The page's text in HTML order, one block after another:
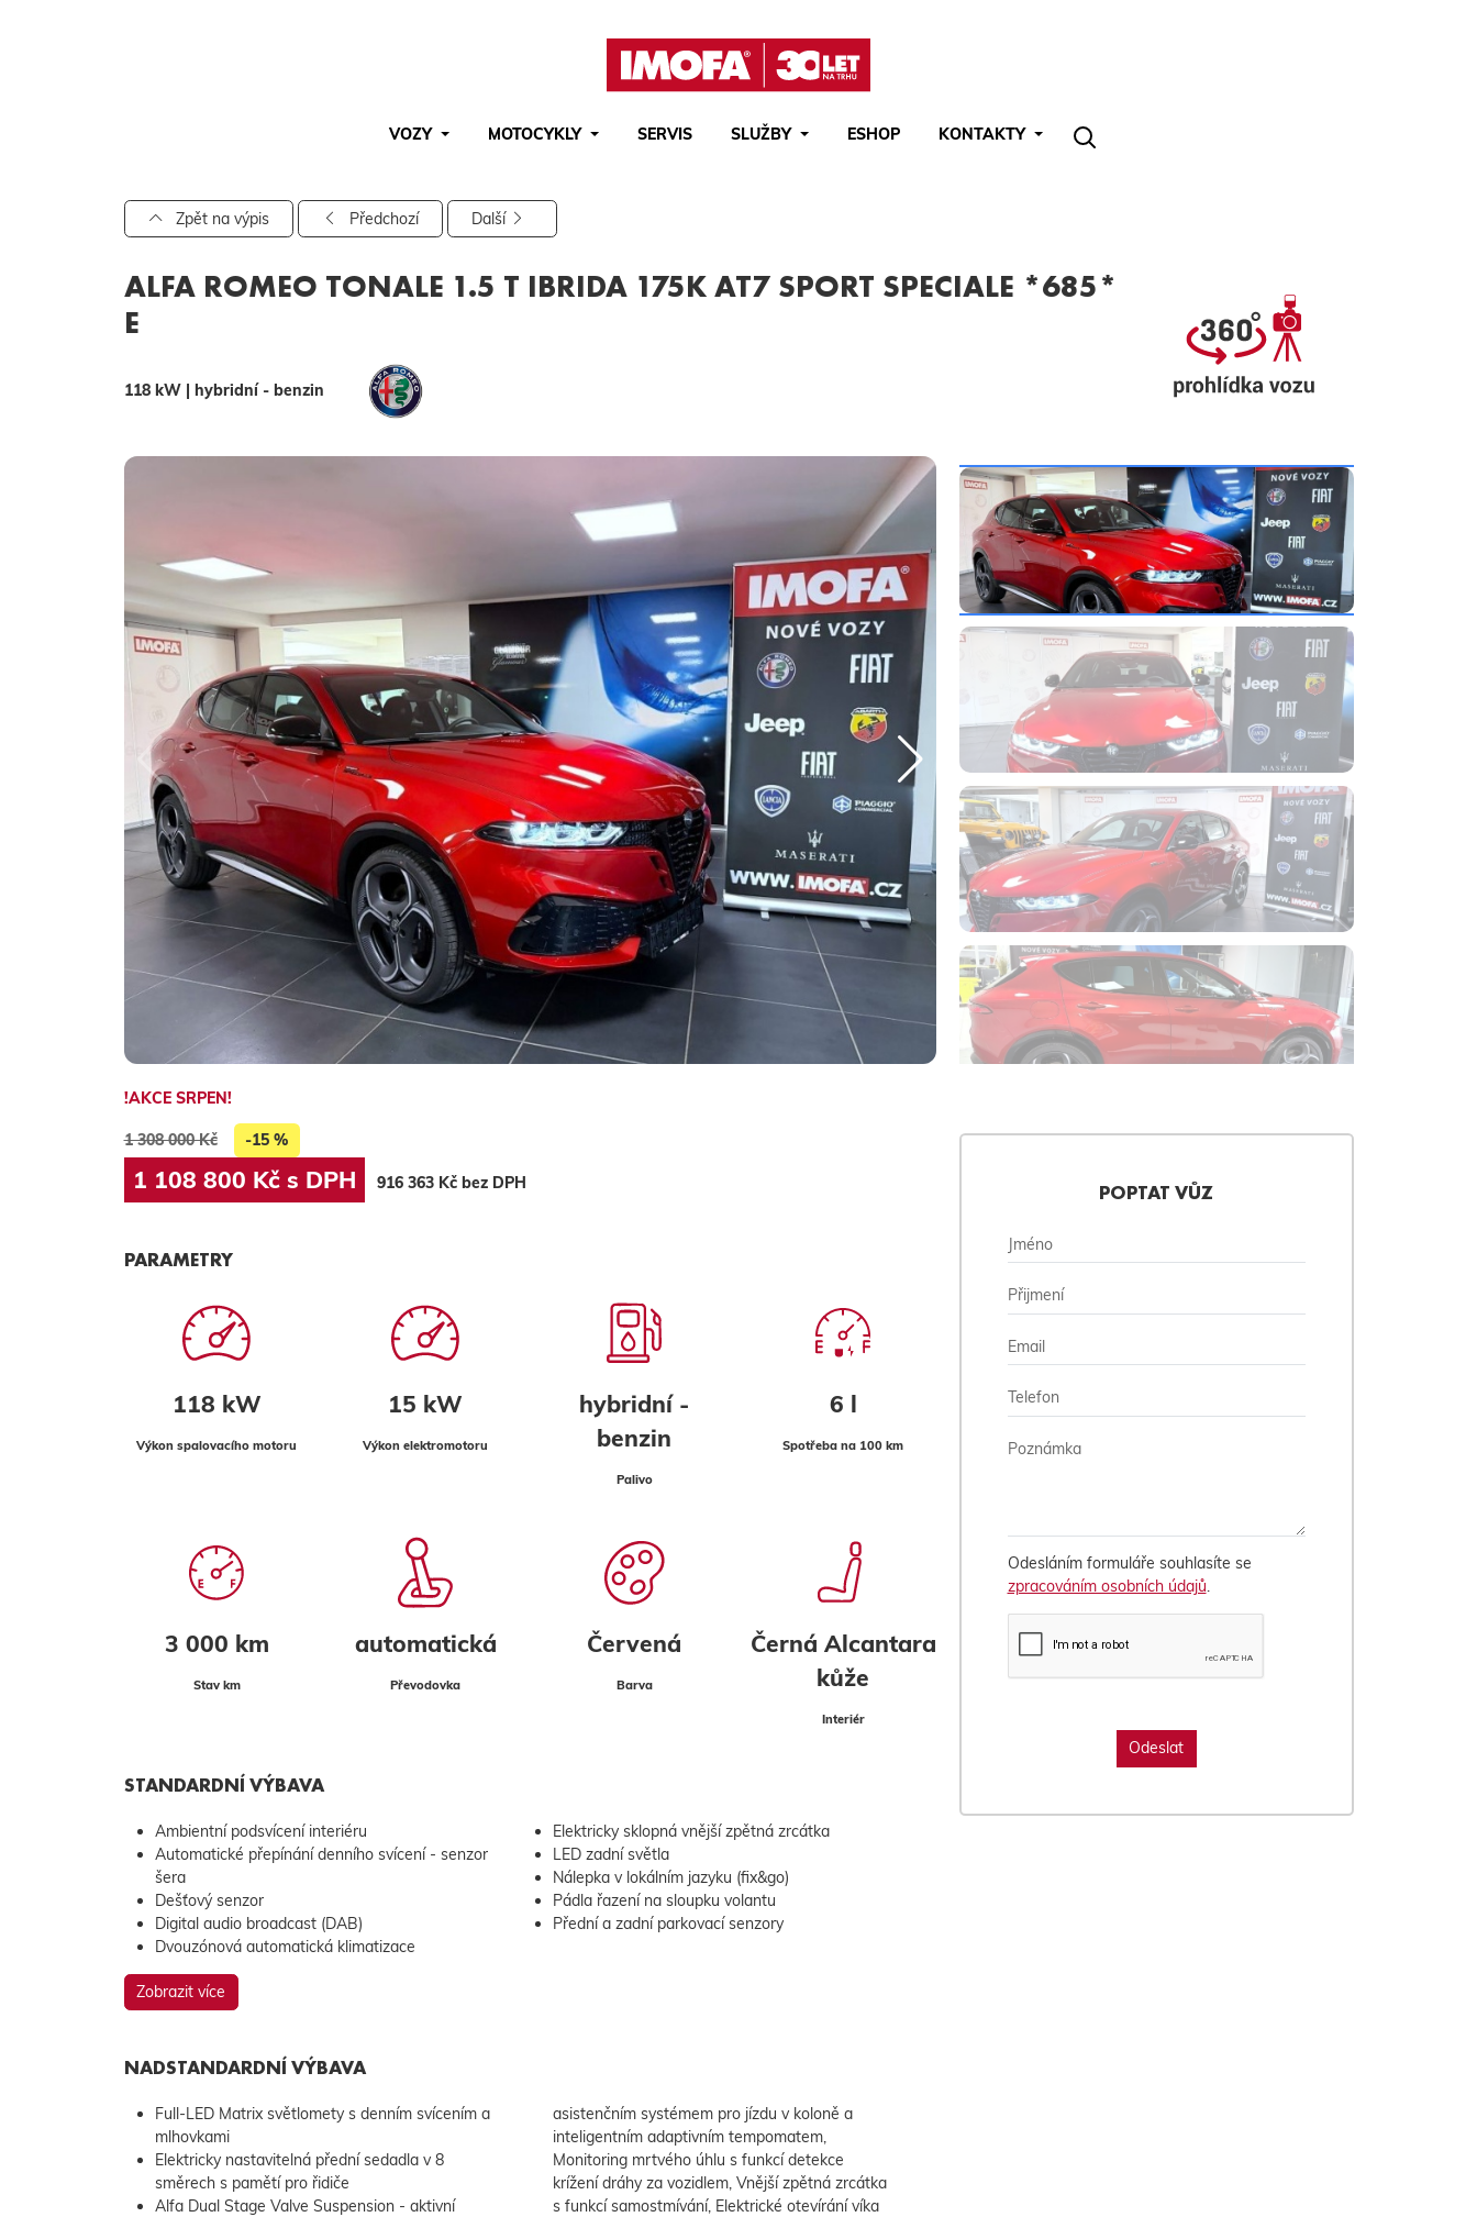
VOZY MOTOCYKLY SERVIS SLUŽBY ESHOP
KONTAKTY
Pro vyhledávání zadejte alespoň 3 znaky.
Zpět na výpis Předchozí Další
ALFA ROMEO TONALE 1.5 T IBRIDA 175K AT7 SPORT SPECIALE *685*
E
118 kW | hybridní - benzin
!AKCE SRPEN!
1 308 000 Kč -15 %
1 108 800 Kč s DPH 916 363 Kč bez DPH
PARAMETRY
118 kW
Výkon spalovacího motoru
15 kW
Výkon elektromotoru
hybridní -
benzin
Palivo
6 l
Spotřeba na 100 km
3 000 km
Stav km
automatická
Převodovka
Červená
Barva
Černá Alcantara
kůže
Interiér
STANDARDNÍ VÝBAVA
Ambientní podsvícení interiéru
Automatické přepínání denního svícení - senzor
šera
Dešťový senzor
Digital audio broadcast (DAB)
Dvouzónová automatická klimatizace
Elektricky sklopná vnější zpětná zrcátka
LED zadní světla
Nálepka v lokálním jazyku (fix&go)
Pádla řazení na sloupku volantu
Přední a zadní parkovací senzory
Zobrazit více
NADSTANDARDNÍ VÝBAVA
Full-LED Matrix světlomety s denním svícením a
mlhovkami
Elektricky nastavitelná přední sedadla v 8
směrech s pamětí pro řidiče
Alfa Dual Stage Valve Suspension - aktivní
asistenčním systémem pro jízdu v koloně a
inteligentním adaptivním tempomatem,
Monitoring mrtvého úhlu s funkcí detekce
krížení dráhy za vozidlem, Vnější zpětná zrcátka
s funkcí samostmívání, Elektrické otevírání víka
POPTAT VŮZ
Odesláním formuláře souhlasíte se
zpracováním osobních údajů.